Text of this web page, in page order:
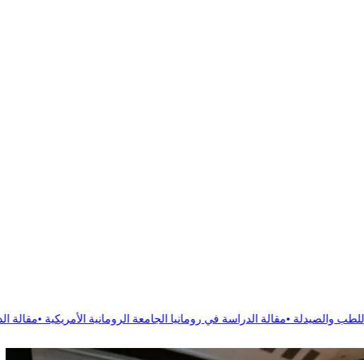
الدراسة في رومانيا الجامعة الرومانية الأمريكية •مقالة الدراسة في رومانيا جامعة 1 ديسمبر